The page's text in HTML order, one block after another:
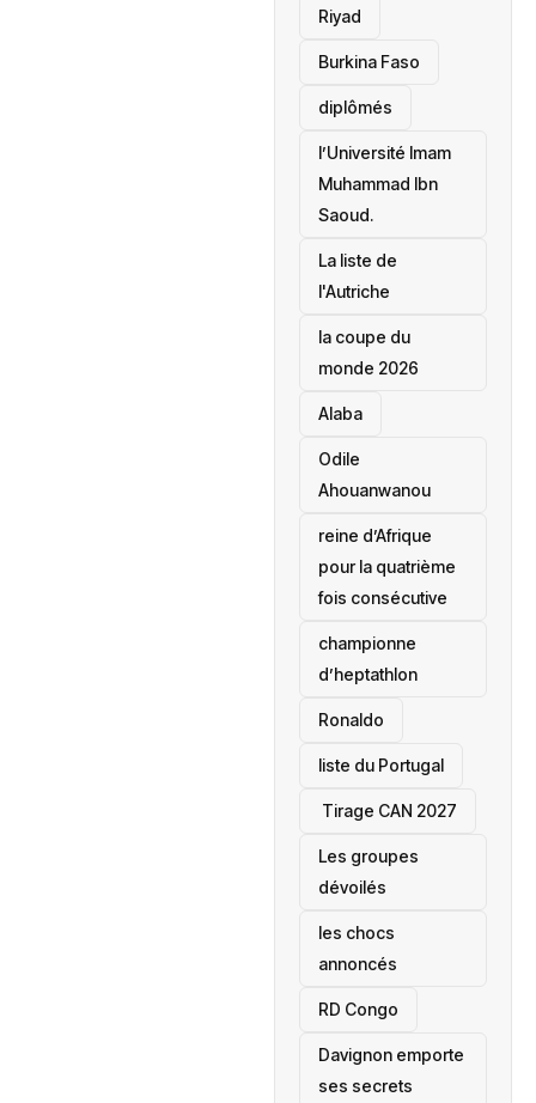
Riyad
Burkina Faso
diplômés
l’Université Imam
Muhammad Ibn
Saoud.
‎La liste de
l'Autriche
la coupe du
monde 2026
Alaba
Odile
Ahouanwanou
reine d’Afrique
pour la quatrième
fois consécutive
championne
d’heptathlon
Ronaldo
liste du Portugal
‎ Tirage CAN 2027
Les groupes
dévoilés
les chocs
annoncés
‎RD Congo
Davignon emporte
ses secrets